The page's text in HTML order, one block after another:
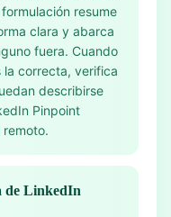
resume
clara y abarca
fuera. Cuando
correcta, verifica
describirse
Pinpoint
de LinkedIn